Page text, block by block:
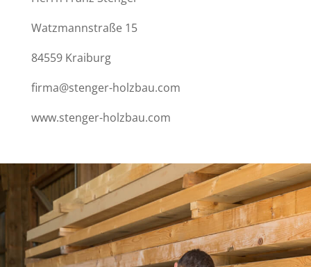
Watzmannstraße 15
84559 Kraiburg
firma@stenger-holzbau.com
www.stenger-holzbau.com